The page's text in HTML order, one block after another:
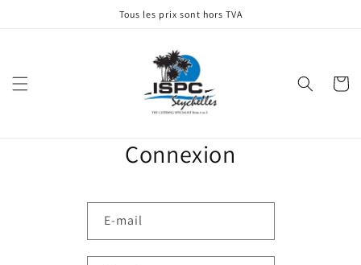
Tous les prix sont hors TVA
Panier
Connexion
E-mail